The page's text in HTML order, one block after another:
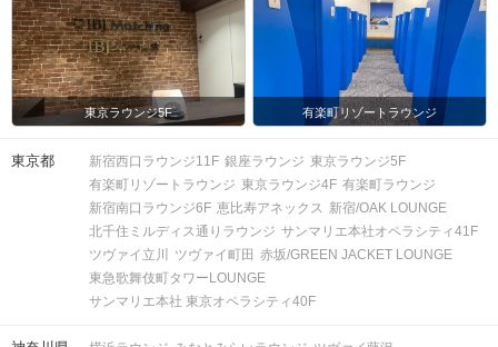
東京ラウンジ5F 有楽町リゾートラウンジ
東京都 新宿西口ラウンジ11F 銀座ラウンジ 東京ラウンジ5F
有楽町リゾートラウンジ 東京ラウンジ4F 有楽町ラウンジ
新宿南口ラウンジ6F 恵比寿アネックス 新宿/OAK LOUNGE
北千住ミルディス通りラウンジ サンマリエ本社オペラシティ41F
ツヴァイ立川
ツヴァイ町田 赤坂/GREEN JACKET LOUNGE
東急歌舞伎町タワーLOUNGE
サンマリエ本社 東京オペラシティ40F